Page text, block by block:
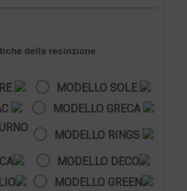
della recinzione
MODELLO SOLE
MODELLO GRECA
MODELLO RINGS
MODELLO DECO
MODELLO GREEN